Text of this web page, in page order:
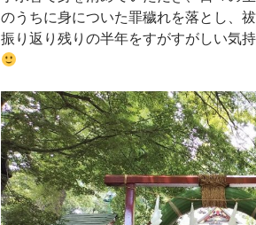
のうちに身についた罪穢れを落とし、
振り返り残りの半年をすがすがしい気